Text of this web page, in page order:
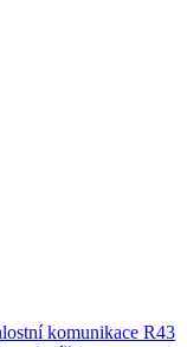
komunikace R43